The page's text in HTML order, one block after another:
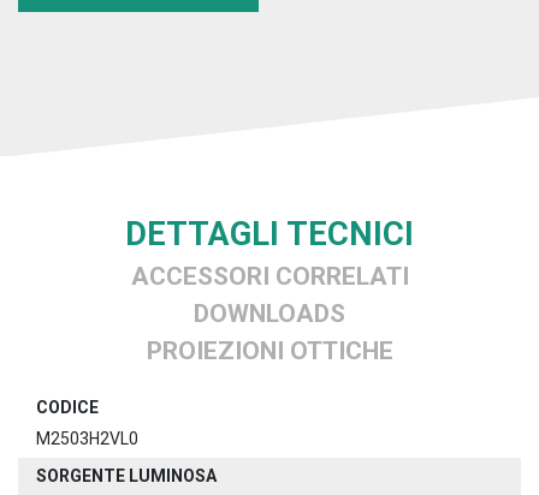
DETTAGLI TECNICI
ACCESSORI CORRELATI
DOWNLOADS
PROIEZIONI OTTICHE
CODICE
M2503H2VL0
SORGENTE LUMINOSA